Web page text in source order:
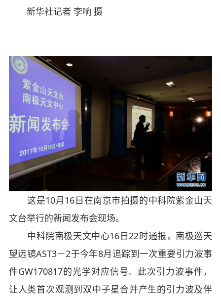
新华社记者 李响 摄
这是10月16日在南京市拍摄的中科院紫金山天
文台举行的新闻发布会现场。
中科院南极天文中心16日22时通报，南极巡天
望远镜AST3－2于今年8月追踪到一次重要引力波事
件GW170817的光学对应信号。此次引力波事件，
让人类首次观测到双中子星合并产生的引力波及伴